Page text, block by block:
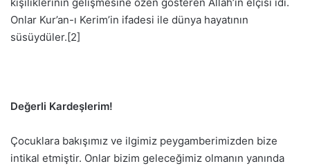
kişiliklerinin gelişmesine özen gösteren Allah’ın elçisi idi.
Onlar Kur’an-ı Kerim’in ifadesi ile dünya hayatının
süsüydüler.[2]
Değerli Kardeşlerim!
Çocuklara bakışımız ve ilgimiz peygamberimizden bize
intikal etmiştir. Onlar bizim geleceğimiz olmanın yanında